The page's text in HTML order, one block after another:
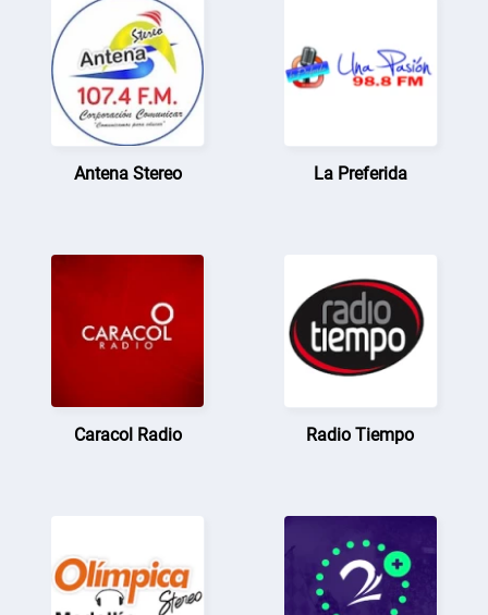
Antena Stereo La Preferida
Caracol Radio Radio Tiempo